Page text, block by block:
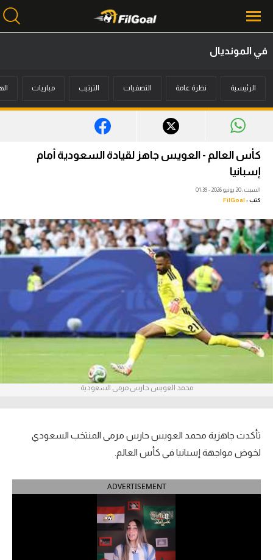
أخبار
ميركاتو
فانتازي في الجول
مسابقة التوقعات
فيديوهات
عدسات
آراء حرة
ركن الألعاب
بطولات
الدوري الإنجليزي الممتاز
الدوري الإسباني
في المونديال
الرئيسية نظرة عامة التصفيات الترتيب مباريات
كأس العالم - العويس جاهز لقيادة السعودية أمام
إسبانيا
السبت، 20 يونيو 2026 - 01:39
كتب : FilGoal
محمد العويس حارس مرمى السعودية
تأكدت جاهزية محمد العويس حارس مرمى المنتخب السعودي
لخوض مواجهة إسبانيا في كأس العالم.
ADVERTISEMENT